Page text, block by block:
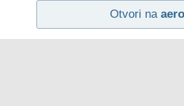
Otvori na